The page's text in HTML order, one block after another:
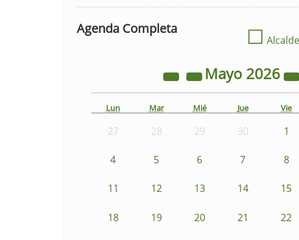
Agenda Completa ☐
Mayo 2026
Lun Mar Mié Jue Vie
27 28 29 30 1
4 5 6 7 8
11 12 13 14 15
18 19 20 21 22